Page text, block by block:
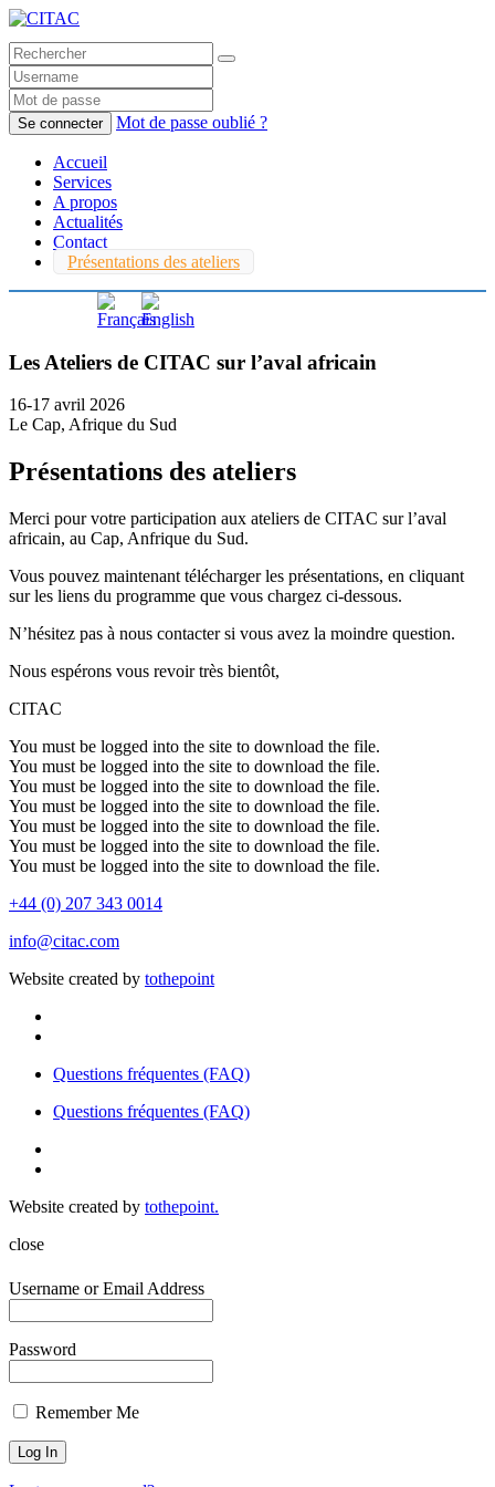
Se connecter Mot de passe oublié ?
Accueil
Services
A propos
Actualités
Contact
Présentations des ateliers
Les Ateliers de CITAC sur l’aval africain
16-17 avril 2026
Le Cap, Afrique du Sud
Présentations des ateliers
Merci pour votre participation aux ateliers de CITAC sur l’aval
africain, au Cap, Anfrique du Sud.
Vous pouvez maintenant télécharger les présentations, en cliquant
sur les liens du programme que vous chargez ci-dessous.
N’hésitez pas à nous contacter si vous avez la moindre question.
Nous espérons vous revoir très bientôt,
CITAC
You must be logged into the site to download the file.
You must be logged into the site to download the file.
You must be logged into the site to download the file.
You must be logged into the site to download the file.
You must be logged into the site to download the file.
You must be logged into the site to download the file.
You must be logged into the site to download the file.
+44 (0) 207 343 0014
info@citac.com
Website created by tothepoint
Questions fréquentes (FAQ)
Questions fréquentes (FAQ)
Website created by tothepoint.
close
Username or Email Address
Password
Remember Me